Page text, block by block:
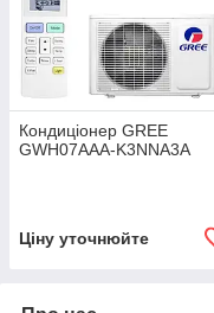
Кондиціонер GREE
GWH07AAA-K3NNA3A
Ціну уточнюйте